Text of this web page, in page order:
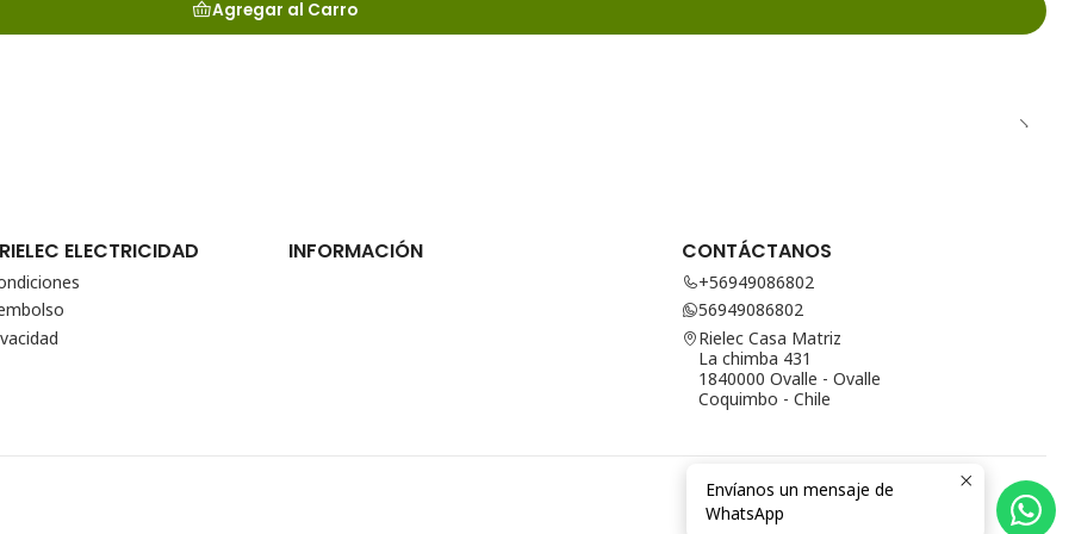
Agregar al Carro
ELECTRICIDAD INFORMACIÓN CONTÁCTANOS
+56949086802
56949086802
Rielec Casa Matriz
La chimba 431
1840000 Ovalle - Ovalle
Coquimbo - Chile
Envíanos un mensaje de
WhatsApp